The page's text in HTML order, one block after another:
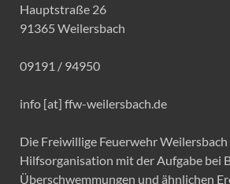
Hauptstraße 26
91365 Weilersbach
09191 / 94950
info [at] ffw-weilersbach.de
Die Freiwillige Feuerwehr
Hilfsorganisation mit der Aufgabe bei
Überschwemmungen und ähnlichen